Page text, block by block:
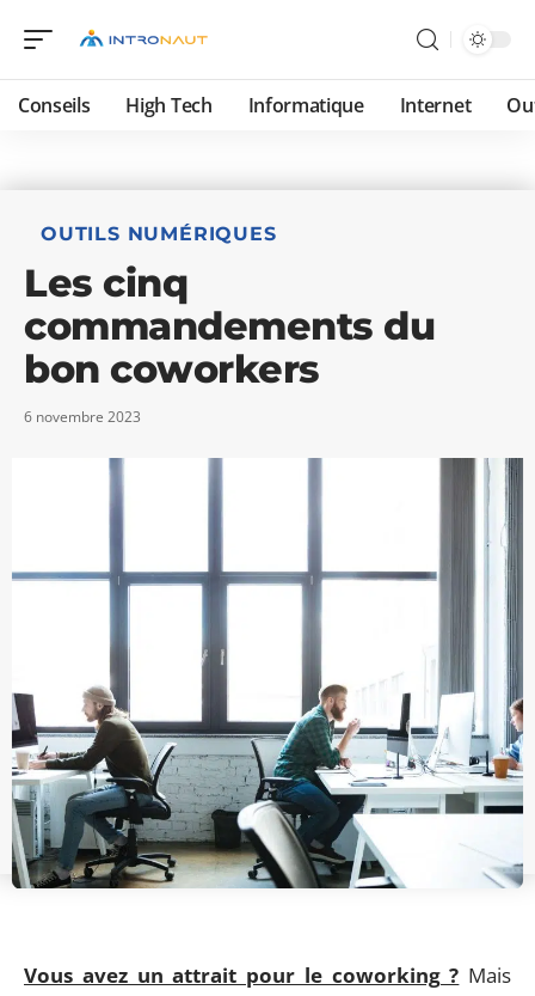
Conseils High Tech Informatique Internet
OUTILS NUMÉRIQUES
Les cinq
commandements du
bon coworkers
6 novembre 2023
Vous avez un attrait pour le coworking ? Mais